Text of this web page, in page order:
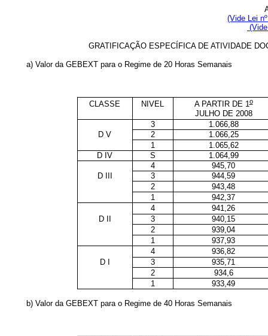
(Vide Lei
GRATIFICAÇÃO ESPECÍFICA DE ATIVIDADE
a) Valor da GEBEXT para o Regime de 20 Horas Semanais
CLASSE NIVEL A PARTIR DE 1o
JULHO DE 2008
3
1.066,88
D V
2
1.066,25
1
1.065,62
D IV
S
1.064,99
4
945,70
D III
3
944,59
2
943,48
1
942,37
4
941,26
D II
3
940,15
2
939,04
1
937,93
4
936,82
D I
3
935,71
2
934,6
1
933,49
b) Valor da GEBEXT para o Regime de 40 Horas Semanais